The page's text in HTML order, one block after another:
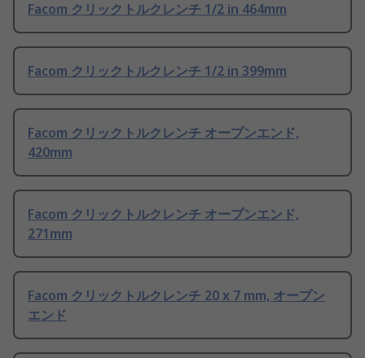
Facom クリックトルクレンチ 1/2 in 464mm
Facom クリックトルクレンチ 1/2 in 399mm
Facom クリックトルクレンチ オープンエンド,
420mm
Facom クリックトルクレンチ オープンエンド,
271mm
Facom クリックトルクレンチ 20 x 7 mm, オープン
エンド